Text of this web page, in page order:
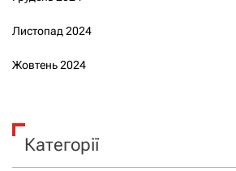
Листопад 2024
Жовтень 2024
Категорії